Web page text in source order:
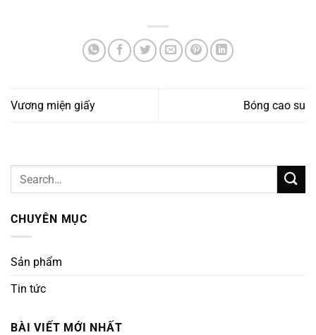
Vương miện giấy Bóng cao su
CHUYÊN MỤC
Sản phẩm
Tin tức
BÀI VIẾT MỚI NHẤT